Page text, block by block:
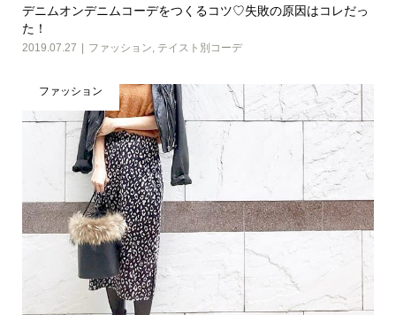
デニムオンデニムコーデをつくるコツ♡失敗の原因はコレだっ
た！
2019.07.27 ファッション テイスト別コーデ
ファッション